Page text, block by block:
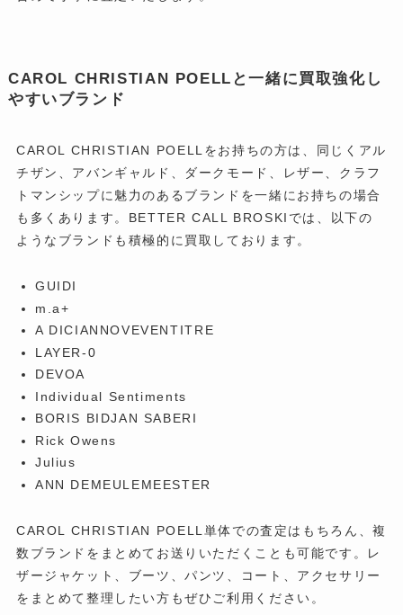
CAROL CHRISTIAN POELLと一緒に買取強化し
やすいブランド
CAROL CHRISTIAN POELLをお持ちの方は、同じくアル
チザン、アバンギャルド、ダークモード、レザー、クラフ
トマンシップに魅力のあるブランドを一緒にお持ちの場合
も多くあります。BETTER CALL BROSKIでは、以下の
ようなブランドも積極的に買取しております。
GUIDI
m.a+
A DICIANNOVEVENTITRE
LAYER-0
DEVOA
Individual Sentiments
BORIS BIDJAN SABERI
Rick Owens
Julius
ANN DEMEULEMEESTER
CAROL CHRISTIAN POELL単体での査定はもちろん、複
数ブランドをまとめてお送りいただくことも可能です。レ
ザージャケット、ブーツ、パンツ、コート、アクセサリー
をまとめて整理したい方もぜひご利用ください。